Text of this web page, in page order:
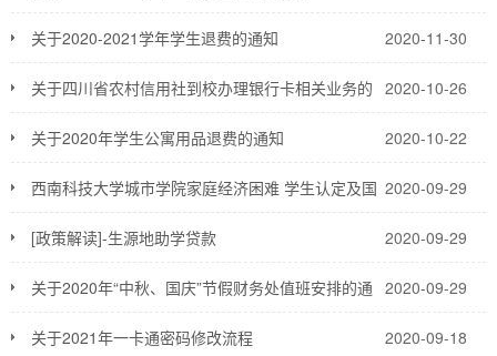
2020-11-30
关于2020-2021学年学生退费的通知
2020-10-26
关于四川省农村信用社到校办理银行卡相关业务的
通知 2020-10-22
关于2020年学生公寓用品退费的通知
2020-09-29
西南科技大学城市学院家庭经济困难 学生认定及国
家奖助学金评定办法 2020-09-29
[政策解读]-生源地助学贷款
2020-09-29
关于2020年“中秋、国庆”节假财务处值班安排的通
知 2020-09-18
关于2021年一卡通密码修改流程